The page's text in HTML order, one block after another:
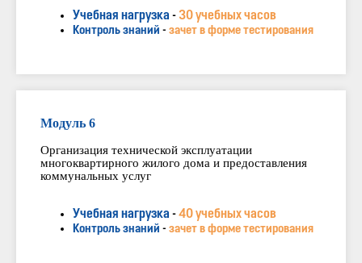
Учебная нагрузка -30 учебных часов
Контроль знаний - зачет в форме тестирования
Модуль 6
Организация технической эксплуатации
многоквартирного жилого дома и предоставления
коммунальных услуг
Учебная нагрузка -40 учебных часов
Контроль знаний - зачет в форме тестирования